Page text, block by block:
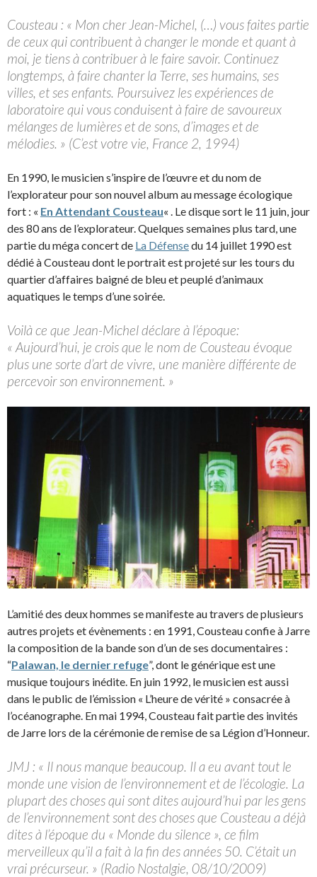
Cousteau : « Mon cher Jean-Michel, (…) vous faites partie
de ceux qui contribuent à changer le monde et quant à
moi, je tiens à contribuer à le faire savoir. Continuez
longtemps, à faire chanter la Terre, ses humains, ses
villes, et ses enfants. Poursuivez les expériences de
laboratoire qui vous conduisent à faire de savoureux
mélanges de lumières et de sons, d’images et de
mélodies. » (C’est votre vie, France 2, 1994)
En 1990, le musicien s’inspire de l’œuvre et du nom de
l’explorateur pour son nouvel album au message écologique
fort : « En Attendant Cousteau« . Le disque sort le 11 juin, jour
des 80 ans de l’explorateur. Quelques semaines plus tard, une
partie du méga concert de La Défensedu 14 juillet 1990 est
dédié à Cousteau dont le portrait est projeté sur les tours du
quartier d’affaires baigné de bleu et peuplé d’animaux
aquatiques le temps d’une soirée.
Voilà ce que Jean-Michel déclare à l’époque:
« Aujourd’hui, je crois que le nom de Cousteau évoque
plus une sorte d’art de vivre, une manière différente de
percevoir son environnement. »
L’amitié des deux hommes se manifeste au travers de plusieurs
autres projets et évènements : en 1991, Cousteau confie à Jarre
la composition de la bande son d’un de ses documentaires :
“Palawan, le dernier refuge”, dont le générique est une
musique toujours inédite. En juin 1992, le musicien est aussi
dans le public de l’émission « L’heure de vérité » consacrée à
l’océanographe. En mai 1994, Cousteau fait partie des invités
de Jarre lors de la cérémonie de remise de sa Légion d’Honneur.
JMJ : « Il nous manque beaucoup. Il a eu avant tout le
monde une vision de l’environnement et de l’écologie. La
plupart des choses qui sont dites aujourd’hui par les gens
de l’environnement sont des choses que Cousteau a déjà
dites à l’époque du « Monde du silence », ce film
merveilleux qu’il a fait à la fin des années 50. C’était un
vrai précurseur. » (Radio Nostalgie, 08/10/2009)